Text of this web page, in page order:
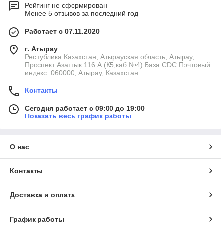
Рейтинг не сформирован
Менее 5 отзывов за последний год
Работает с 07.11.2020
г. Атырау
Республика Казахстан, Атырауская область, Атырау,
Проспект Азаттык 116 А (К5,каб №4) База CDC Почтовый
индекс: 060000, Атырау, Казахстан
Контакты
Сегодня работает с 09:00 до 19:00
Показать весь график работы
О нас
Контакты
Доставка и оплата
График работы